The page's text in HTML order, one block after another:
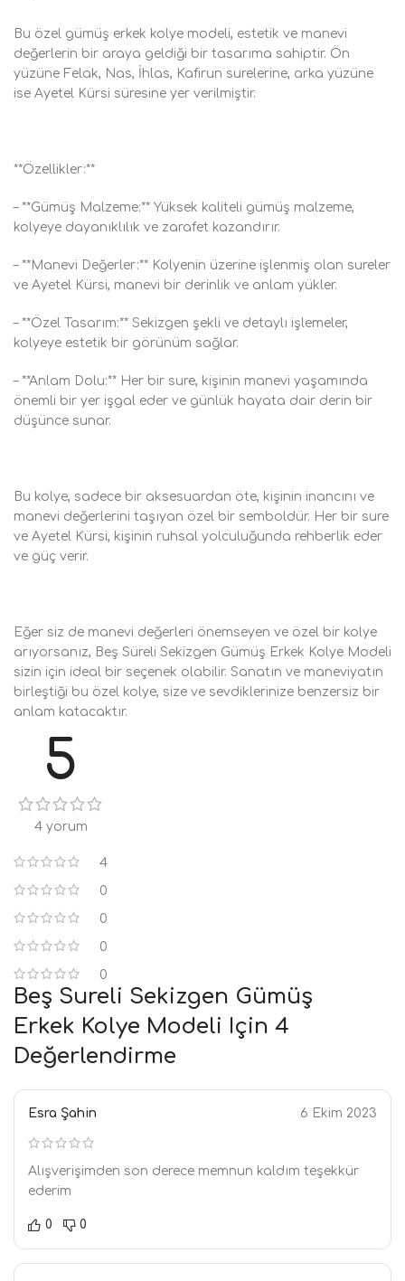
Bu özel gümüş erkek kolye modeli, estetik ve manevi
değerlerin bir araya geldiği bir tasarıma sahiptir. Ön
yüzüne Felak, Nas, İhlas, Kafirun surelerine, arka yüzüne
ise Ayetel Kürsi süresine yer verilmiştir.
**Özellikler:**
– **Gümüş Malzeme:** Yüksek kaliteli gümüş malzeme,
kolyeye dayanıklılık ve zarafet kazandırır.
– **Manevi Değerler:** Kolyenin üzerine işlenmiş olan sureler
ve Ayetel Kürsi, manevi bir derinlik ve anlam yükler.
– **Özel Tasarım:** Sekizgen şekli ve detaylı işlemeler,
kolyeye estetik bir görünüm sağlar.
– **Anlam Dolu:** Her bir sure, kişinin manevi yaşamında
önemli bir yer işgal eder ve günlük hayata dair derin bir
düşünce sunar.
Bu kolye, sadece bir aksesuardan öte, kişinin inancını ve
manevi değerlerini taşıyan özel bir semboldür. Her bir sure
ve Ayetel Kürsi, kişinin ruhsal yolculuğunda rehberlik eder
ve güç verir.
Eğer siz de manevi değerleri önemseyen ve özel bir kolye
arıyorsanız, Beş Süreli Sekizgen Gümüş Erkek Kolye Modeli
sizin için ideal bir seçenek olabilir. Sanatın ve maneviyatın
birleştiği bu özel kolye, size ve sevdiklerinize benzersiz bir
anlam katacaktır.
5
4 yorum
4
0
0
0
0
Beş Sureli Sekizgen Gümüş
Erkek Kolye Modeli Için 4
Değerlendirme
Esra Şahin 6 Ekim 2023
Alışverişimden son derece memnun kaldım teşekkür
ederim
0 0